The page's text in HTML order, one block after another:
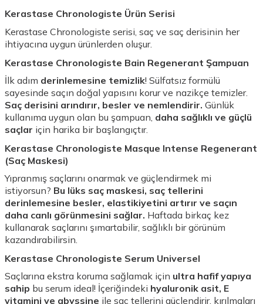
Kerastase Chronologiste Ürün Serisi
Kerastase Chronologiste serisi, saç ve saç derisinin her
ihtiyacına uygun ürünlerden oluşur.
Kerastase Chronologiste Bain Regenerant Şampuan
İlk adım derinlemesine temizlik! Sülfatsız formülü
sayesinde saçın doğal yapısını korur ve nazikçe temizler.
Saç derisini arındırır, besler ve nemlendirir. Günlük
kullanıma uygun olan bu şampuan, daha sağlıklı ve güçlü
saçlar için harika bir başlangıçtır.
Kerastase Chronologiste Masque Intense Regenerant
(Saç Maskesi)
Yıpranmış saçlarını onarmak ve güçlendirmek mi
istiyorsun? Bu lüks saç maskesi, saç tellerini
derinlemesine besler, elastikiyetini artırır ve saçın
daha canlı görünmesini sağlar. Haftada birkaç kez
kullanarak saçlarını şımartabilir, sağlıklı bir görünüm
kazandırabilirsin.
Kerastase Chronologiste Serum Universel
Saçlarına ekstra koruma sağlamak için ultra hafif yapıya
sahip bu serum ideal! İçeriğindeki hyaluronik asit, E
vitamini ve abyssine ile saç tellerini güçlendirir, kırılmaları